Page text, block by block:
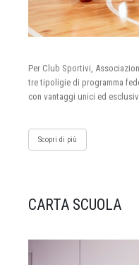
Per Club Sportivi,
tre tipoligie di programma
con vantaggi unici ed
Scopri di più
CARTA SCUOLA